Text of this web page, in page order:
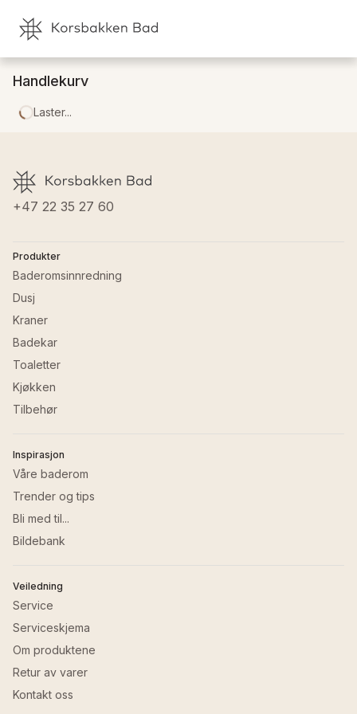
Handlekurv
Laster...
+47 22 35 27 60
Produkter
Baderomsinnredning
Dusj
Kraner
Badekar
Toaletter
Kjøkken
Tilbehør
Inspirasjon
Våre baderom
Trender og tips
Bli med til...
Bildebank
Veiledning
Service
Serviceskjema
Om produktene
Retur av varer
Kontakt oss